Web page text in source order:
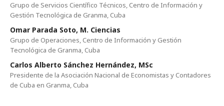
Grupo de Servicios Científico Técnicos, Centro de Información y
Gestión Tecnológica de Granma, Cuba
Omar Parada Soto, M. Ciencias
Grupo de Operaciones, Centro de Información y Gestión
Tecnológica de Granma, Cuba
Carlos Alberto Sánchez Hernández, MSc
Presidente de la Asociación Nacional de Economistas y Contadores
de Cuba en Granma, Cuba